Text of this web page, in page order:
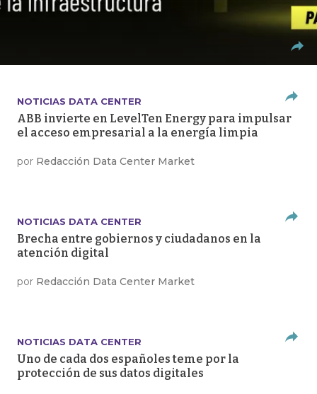
NOTICIAS DATA CENTER
ABB invierte en LevelTen Energy para impulsar
el acceso empresarial a la energía limpia
por Redacción Data Center Market
NOTICIAS DATA CENTER
Brecha entre gobiernos y ciudadanos en la
atención digital
por Redacción Data Center Market
NOTICIAS DATA CENTER
Uno de cada dos españoles teme por la
protección de sus datos digitales